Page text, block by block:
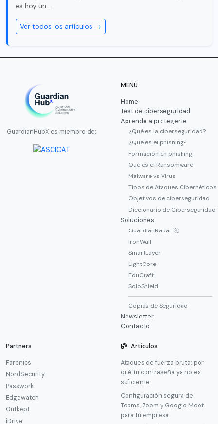
es hoy un …
Ver todos los artículos →
GuardianHubX es miembro de:
MENÚ
Home
Test de ciberseguridad
Aprende a protegerte
¿Qué es la ciberseguridad?
¿Qué es el phishing?
Formación en phishing
Qué es el Ransomware
Malware vs Virus
Tipos de Ataques Cibernéticos
Objetivos de ciberseguridad
Diccionario de Ciberseguridad
Soluciones
GuardianRadar 🚀
IronWall
SmartLayer
LightCore
EduCraft
SoloShield
Copias de Seguridad
Newsletter
Contacto
Partners
Faronics
NordSecurity
Passwork
Edgewatch
Outkept
iDrive
Artículos
Ataques de fuerza bruta: por
qué tu contraseña ya no es
suficiente
Configuración segura de
Teams, Zoom y Google Meet
para tu empresa